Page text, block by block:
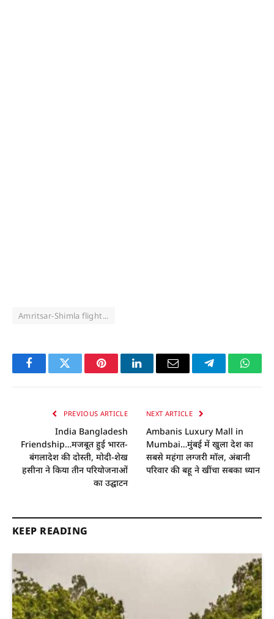
Amritsar-Shimla flight...
FacebookTwitter PinterestLinkedInEmail Telegram
PREVIOUS ARTICLE
India Bangladesh
Friendship…मजबूत हुई भारत-
बंगलादेश की दोस्ती, मोदी-शेख
हसीना ने किया तीन परियोजनाओं
का उद्घाटन
NEXT ARTICLE
Ambanis Luxury Mall in
Mumbai…मुंबई में खुला देश का
सबसे महंगा लग्जरी मॉल, अंबानी
परिवार की बहू ने खींचा सबका ध्यान
KEEP READING